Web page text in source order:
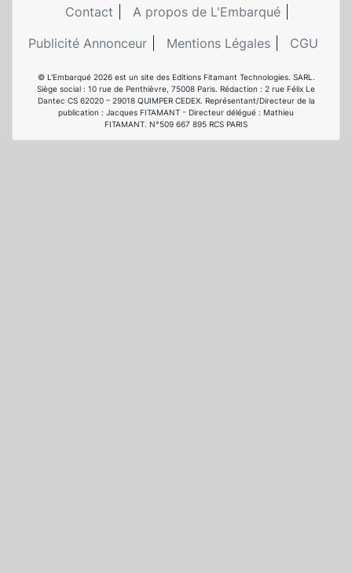
Contact
A propos de L'Embarqué
Publicité Annonceur
Mentions Légales CGU
© L'Embarqué 2026 est un site des Editions Fitamant Technologies. SARL.
Siège social : 10 rue de Penthièvre, 75008 Paris. Rédaction : 2 rue Félix Le
Dantec CS 62020 – 29018 QUIMPER CEDEX. Représentant/Directeur de la
publication : Jacques FITAMANT - Directeur délégué : Mathieu
FITAMANT. N°509 667 895 RCS PARIS